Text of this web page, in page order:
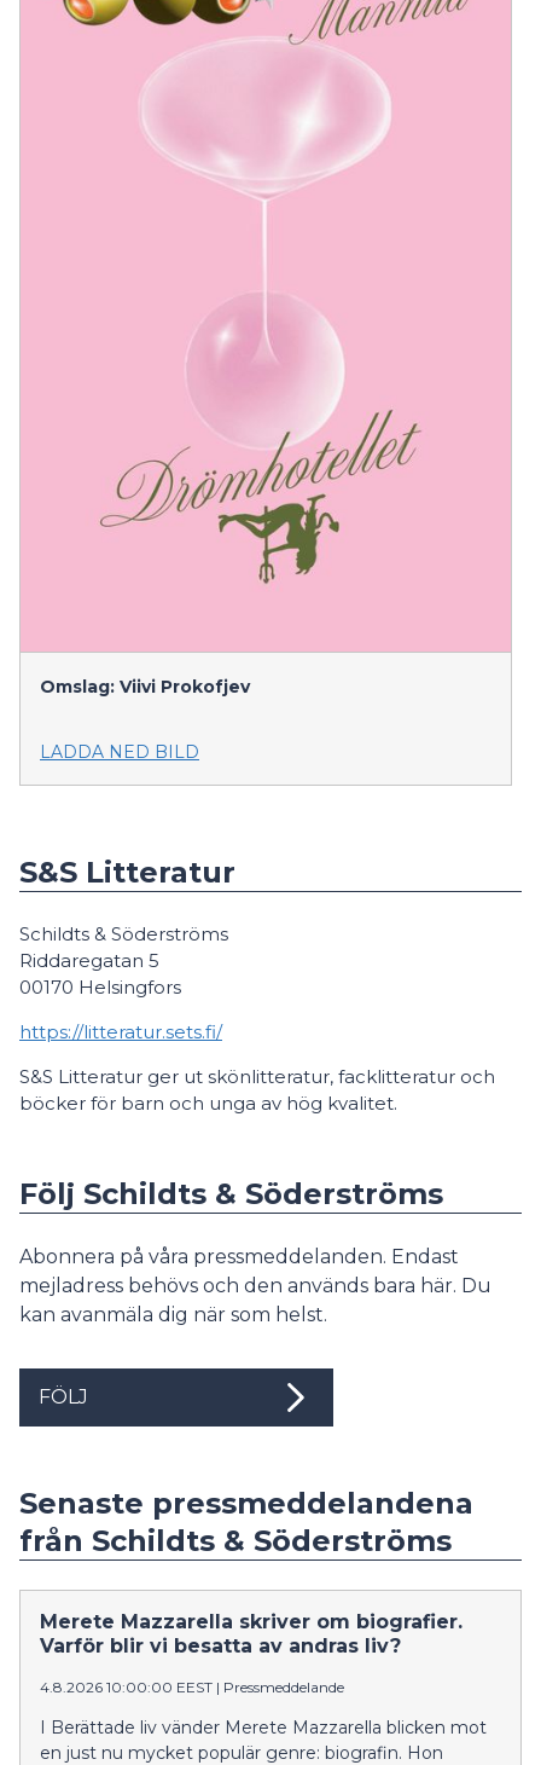
Omslag: Viivi Prokofjev
LADDA NED BILD
S&S Litteratur
Schildts & Söderströms
Riddaregatan 5
00170 Helsingfors
https://litteratur.sets.fi/
S&S Litteratur ger ut skönlitteratur, facklitteratur och
böcker för barn och unga av hög kvalitet.
Följ Schildts & Söderströms
Abonnera på våra pressmeddelanden. Endast
mejladress behövs och den används bara här. Du
kan avanmäla dig när som helst.
FÖLJ
Senaste pressmeddelandena
från Schildts & Söderströms
Merete Mazzarella skriver om biografier.
Varför blir vi besatta av andras liv?
4.8.2026 10:00:00 EEST | Pressmeddelande
I Berättade liv vänder Merete Mazzarella blicken mot
en just nu mycket populär genre: biografin. Hon